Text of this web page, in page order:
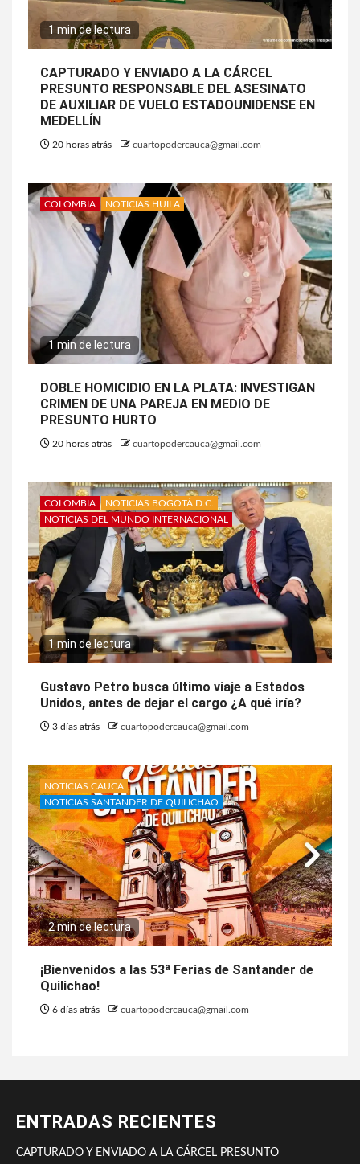
1 min de lectura
CAPTURADO Y ENVIADO A LA CÁRCEL
PRESUNTO RESPONSABLE DEL ASESINATO
DE AUXILIAR DE VUELO ESTADOUNIDENSE EN
MEDELLÍN
20 horas atrás cuartopodercauca@gmail.com
COLOMBIA NOTICIAS HUILA
1 min de lectura
DOBLE HOMICIDIO EN LA PLATA: INVESTIGAN
CRIMEN DE UNA PAREJA EN MEDIO DE
PRESUNTO HURTO
20 horas atrás cuartopodercauca@gmail.com
COLOMBIA
NOTICIAS BOGOTÁ D.C.
NOTICIAS DEL MUNDO INTERNACIONAL
1 min de lectura
Gustavo Petro busca último viaje a Estados
Unidos, antes de dejar el cargo ¿A qué iría?
3 días atrás cuartopodercauca@gmail.com
NOTICIAS CAUCA
NOTICIAS SANTANDER DE QUILICHAO
2 min de lectura
¡Bienvenidos a las 53ª Ferias de Santander de
Quilichao!
6 días atrás cuartopodercauca@gmail.com
ENTRADAS RECIENTES
CAPTURADO Y ENVIADO A LA CÁRCEL PRESUNTO